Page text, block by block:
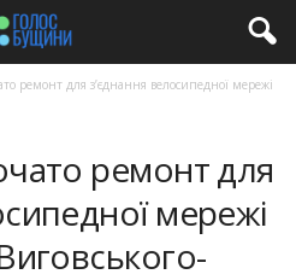
ремонт для з’єднання велосипедної мережі
ремонт для
мережі